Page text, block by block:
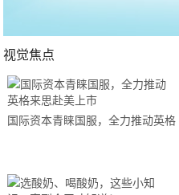
视觉焦点
国际资本青睐国服，全力推动英格